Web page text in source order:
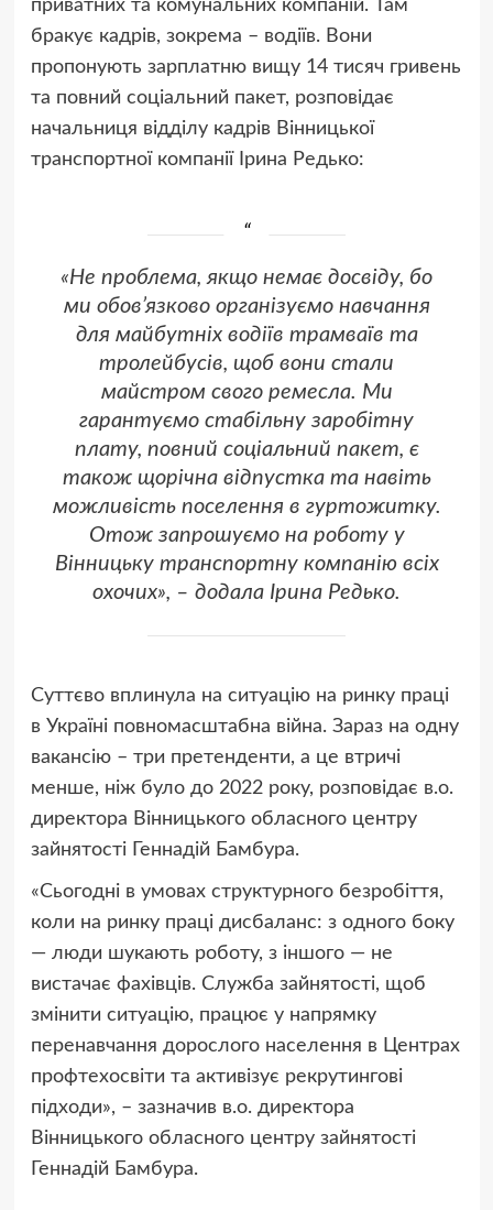
приватних та комунальних компаній. Там
бракує кадрів, зокрема – водіїв. Вони
пропонують зарплатню вищу 14 тисяч гривень
та повний соціальний пакет, розповідає
начальниця відділу кадрів Вінницької
транспортної компанії Ірина Редько:
«Не проблема, якщо немає досвіду, бо
ми обов’язково організуємо навчання
для майбутніх водіїв трамваїв та
тролейбусів, щоб вони стали
майстром свого ремесла. Ми
гарантуємо стабільну заробітну
плату, повний соціальний пакет, є
також щорічна відпустка та навіть
можливість поселення в гуртожитку.
Отож запрошуємо на роботу у
Вінницьку транспортну компанію всіх
охочих», – додала Ірина Редько.
Суттєво вплинула на ситуацію на ринку праці
в Україні повномасштабна війна. Зараз на одну
вакансію – три претенденти, а це втричі
менше, ніж було до 2022 року, розповідає в.о.
директора Вінницького обласного центру
зайнятості Геннадій Бамбура.
«Сьогодні в умовах структурного безробіття,
коли на ринку праці дисбаланс: з одного боку
— люди шукають роботу, з іншого — не
вистачає фахівців. Служба зайнятості, щоб
змінити ситуацію, працює у напрямку
перенавчання дорослого населення в Центрах
профтехосвіти та активізує рекрутингові
підходи», – зазначив в.о. директора
Вінницького обласного центру зайнятості
Геннадій Бамбура.